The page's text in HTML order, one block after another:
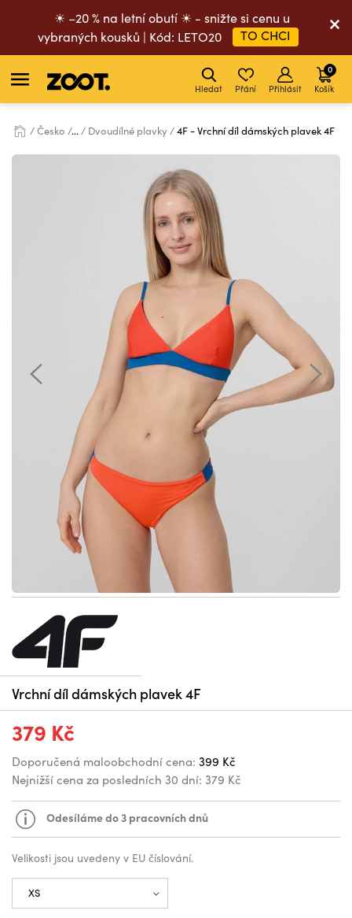
☀ –20 % na letní obutí ☀ - snižte si cenu u
vybraných kousků | Kód: LETO20
TO CHCI
Hledat Přání Přihlásit Košík
0
Česko ... Dvoudílné plavky 4F - Vrchní díl dámských plavek 4F
Vrchní díl dámských plavek 4F
379 Kč
Doporučená maloobchodní cena: 399 Kč
Nejnižší cena za posledních 30 dní: 379 Kč
Odesíláme do 3 pracovních dnů
Velikosti jsou uvedeny v EU číslování.